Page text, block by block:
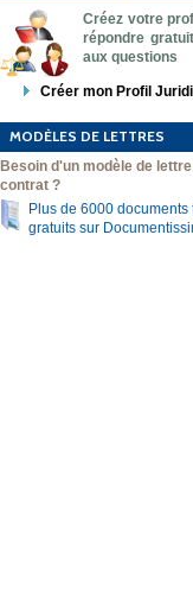
Créez votre
répondre
aux questions
Créer mon Profil
MODÈLES DE LETTRES
Besoin d'un modèle de
contrat ?
Plus de 6000 documents
gratuits sur